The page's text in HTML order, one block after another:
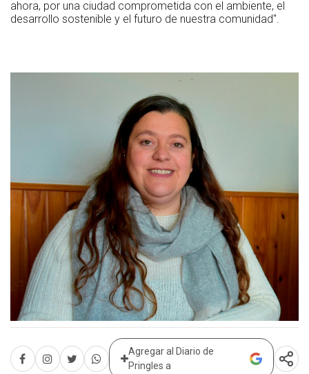
ahora, por una ciudad comprometida con el ambiente, el
desarrollo sostenible y el futuro de nuestra comunidad".
Agregar al Diario de
Pringles a